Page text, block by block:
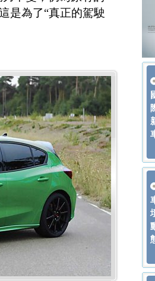
是為了“真正的駕駛